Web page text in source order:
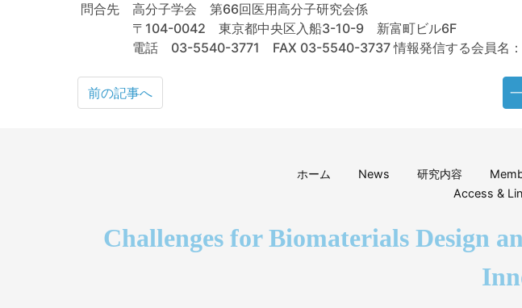
問合先 高分子学会 第66回医用高分子研究会係
〒104-0042 東京都中央区入船3-10-9 新富町ビル6F
電話 03-5540-3771 FAX 03-5540-3737 情報発信する会員名：
前の記事へ
ホーム News 研究内容
Access &
Challenges for Biomaterials Design